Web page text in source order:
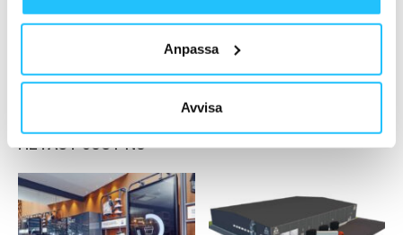
Anpassa
Avvisa
2023-05-08
Ladda fler
HETAST JUST NU